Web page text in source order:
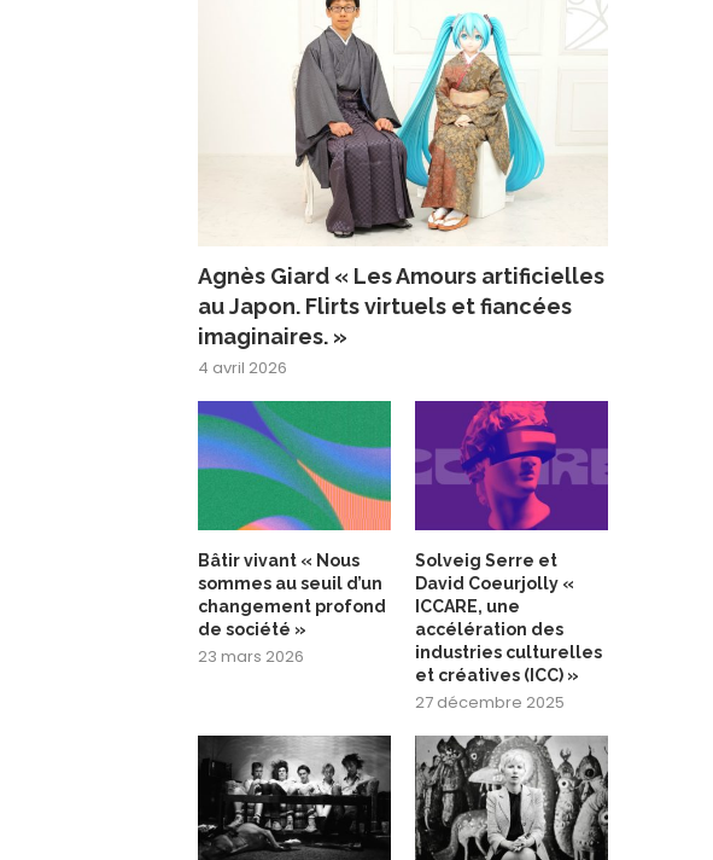
Agnès Giard « Les Amours artificielles
au Japon. Flirts virtuels et fiancées
imaginaires. »
4 avril 2026
Bâtir vivant « Nous
sommes au seuil d’un
changement profond
de société »
23 mars 2026
Solveig Serre et
David Coeurjolly «
ICCARE, une
accélération des
industries culturelles
et créatives (ICC) »
27 décembre 2025